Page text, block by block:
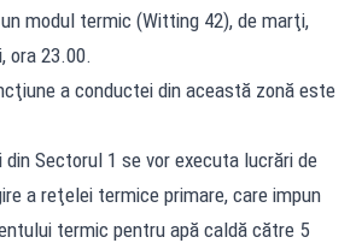
modul termic (Witting 42), de marţi,
ora 23.00.
a conductei din această zonă este
din Sectorul 1 se vor executa lucrări de
a reţelei termice primare, care impun
termic pentru apă caldă către 5